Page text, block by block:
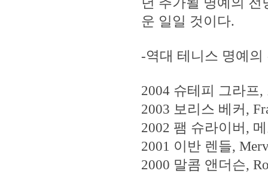
운 일일 것이다.
-역대 테니스 명예의
2004 슈테피 그라프
2003 보리스 베커,
2002 팸 슈라이버,
2001 이반 렌들,
2000 말콤 앤더슨,